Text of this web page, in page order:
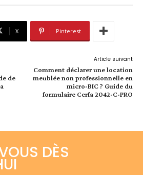
X Pinterest
de
Article suivant
Comment déclarer une location
meublée non professionnelle en
micro-BIC ? Guide du
formulaire Cerfa 2042-C-PRO
DÈS